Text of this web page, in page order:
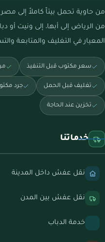
من حاوية تحمل بيتاً كاملاً إلى مصر
من الرياض إلى أبها، إلى ونيت أو
المعيار في التغليف والمتابعة
سعر مكتوب قبل التنفيذ
تغليف قبل الحمل جرد
تخزين عند الحاجة
خدماتنا
نقل عفش داخل المدينة
نقل عفش بين المدن
خدمة الدباب